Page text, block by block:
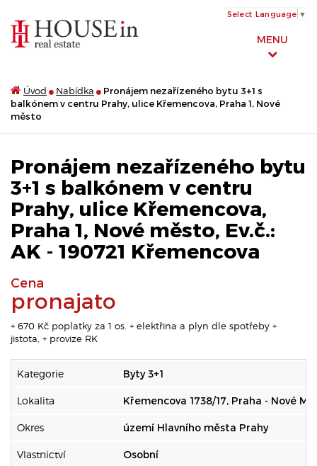
MENU
Select Language ▼
Úvod Nabídka
Pronájem nezařízeného bytu 3+1 s
balkónem v centru Prahy, ulice Křemencova, Praha 1, Nové
město
Pronájem nezařízeného bytu
3+1 s balkónem v centru
Prahy, ulice Křemencova,
Praha 1, Nové město, Ev.č.:
AK - 190721 Křemencova
Cena
pronajato
+ 670 Kč poplatky za 1 os. + elektřina a plyn dle spotřeby +
jistota, + provize RK
Kategorie Byty 3+1
Lokalita Křemencova 1738/17, Praha - Nové
Okres území Hlavního města Prahy
Vlastnictví Osobní